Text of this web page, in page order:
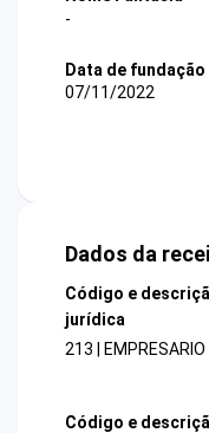
-
Data de fundação
07/11/2022
Dados da
Código e
jurídica
213 | EMPRESARIO
Código e